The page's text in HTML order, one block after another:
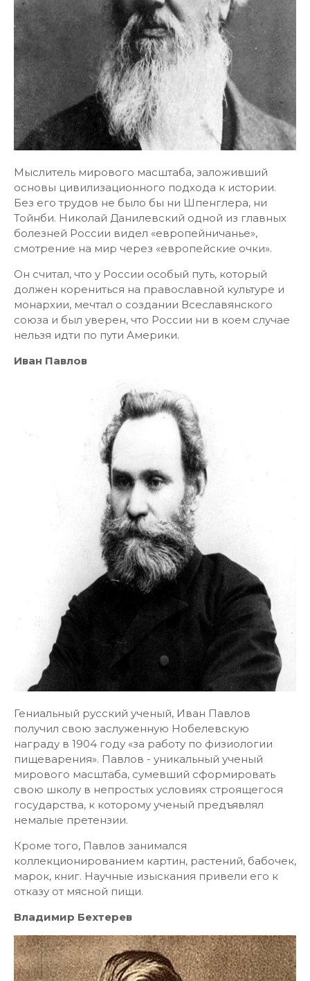
Мыслитель мирового масштаба, заложивший
основы цивилизационного подхода к истории.
Без его трудов не было бы ни Шпенглера, ни
Тойнби. Николай Данилевский одной из главных
болезней России видел «европейничанье»,
смотрение на мир через «европейские очки».
Он считал, что у России особый путь, который
должен корениться на православной культуре и
монархии, мечтал о создании Всеславянского
союза и был уверен, что России ни в коем случае
нельзя идти по пути Америки.
Иван Павлов
Гениальный русский ученый, Иван Павлов
получил свою заслуженную Нобелевскую
награду в 1904 году «за работу по физиологии
пищеварения». Павлов - уникальный ученый
мирового масштаба, сумевший сформировать
свою школу в непростых условиях строящегося
государства, к которому ученый предъявлял
немалые претензии.
Кроме того, Павлов занимался
коллекционированием картин, растений, бабочек,
марок, книг. Научные изыскания привели его к
отказу от мясной пищи.
Владимир Бехтерев